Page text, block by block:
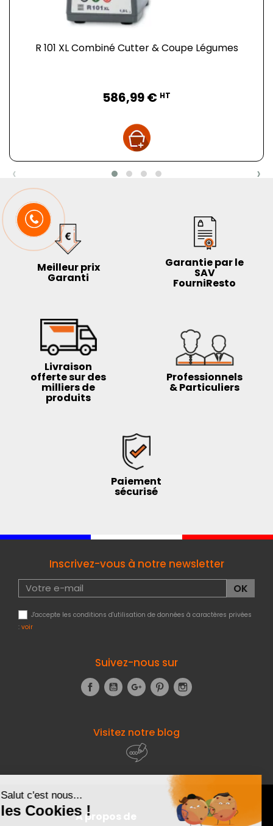
R 101 XL Combiné Cutter & Coupe Légumes
586,99 € HT
‹ ›
Meilleur prix
Garanti
Garantie par le
SAV
FourniResto
Livraison
offerte sur des
milliers de
produits
Professionnels
& Particuliers
Paiement
sécurisé
Inscrivez-vous à notre newsletter
J'accepte les conditions d'utilisation de données à caractères privées
: voir
Suivez-nous sur
FacebookYouTubeGoogle+Pinterest
Visitez notre blog
À propos de